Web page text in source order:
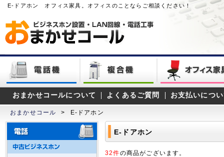
E-ドアホン オフィス家具。オフィスのことならご相談ください！
おまかせコールについて よくあるご質問 お支払いにつ
おまかせコール > E-ドアホン
E-ドアホン
32件の商品がございます。